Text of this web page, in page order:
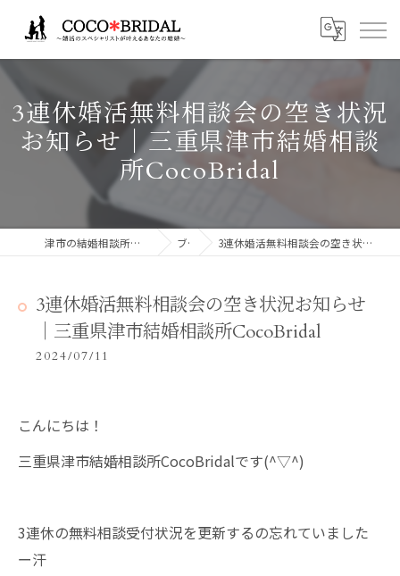
3連休婚活無料相談会の空き状況
お知らせ│三重県津市結婚相談
所CocoBridal
津市の結婚相談所ならCocoBridalココブライダル ブログ 3連休婚活無料相談会の空き状況お知らせ│三重県津市結婚相談所CocoBridal
3連休婚活無料相談会の空き状況お知らせ
│三重県津市結婚相談所CocoBridal
2024/07/11
こんにちは！
三重県津市結婚相談所CocoBridalです(^▽^)
3連休の無料相談受付状況を更新するの忘れていました
ー汗